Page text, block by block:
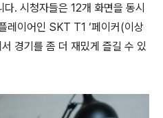
. 시청자들은 12개 화면을 동시
레이어인 SKT T1 ‘페이커(이상
경기를 좀 더 재밌게 즐길 수 있